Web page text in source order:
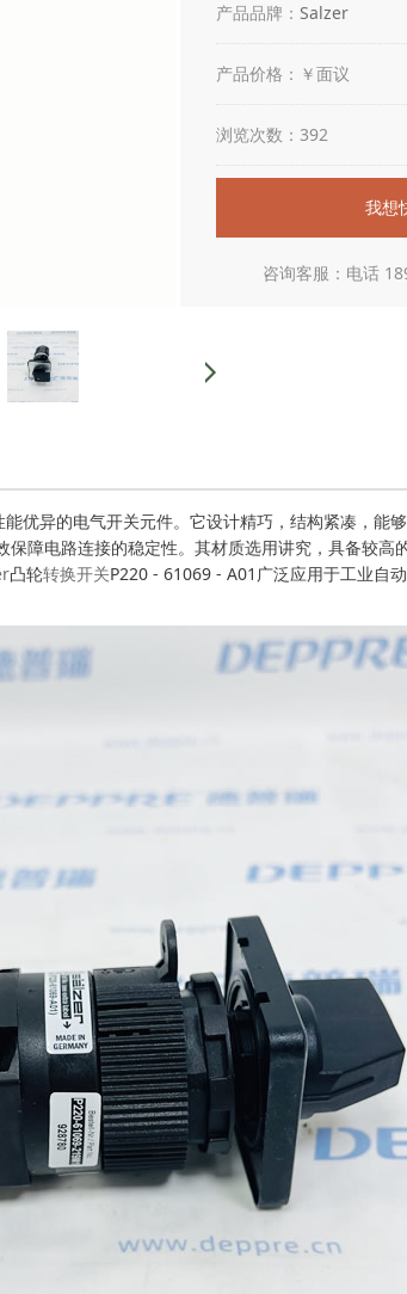
产品品牌： Salzer
产品价格：￥面议
浏览次数：392
我想
咨询客服：电话
优异的电气开关元件。它设计精巧，结构紧凑，能
障电路连接的稳定性。其材质选用讲究，具备较高
凸轮转换开关P220 - 61069 - A01广泛应用于工业自